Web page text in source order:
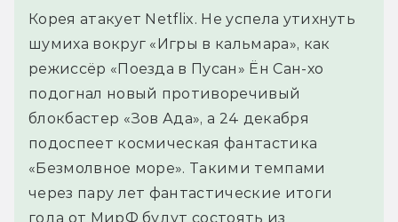
Корея атакует Netflix. Не успела утихнуть
шумиха вокруг «Игры в кальмара», как
режиссёр «Поезда в Пусан» Ён Сан-хо
подогнал новый противоречивый
блокбастер «Зов Ада», а 24 декабря
подоспеет космическая фантастика
«Безмолвное море». Такими темпами
через пару лет фантастические итоги
года от МирФ будут состоять из